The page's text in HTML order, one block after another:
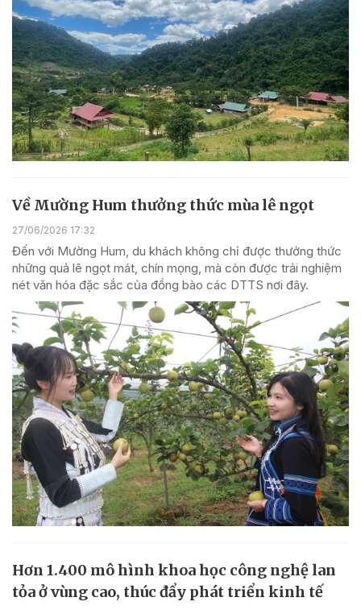
Về Mường Hum thưởng thức mùa lê ngọt
27/06/2026 17:32
Đến với Mường Hum, du khách không chỉ được thưởng thức
những quả lê ngọt mát, chín mọng, mà còn được trải nghiệm
nét văn hóa đặc sắc của đồng bào các DTTS nơi đây.
Hơn 1.400 mô hình khoa học công nghệ lan
tỏa ở vùng cao, thúc đẩy phát triển kinh tế